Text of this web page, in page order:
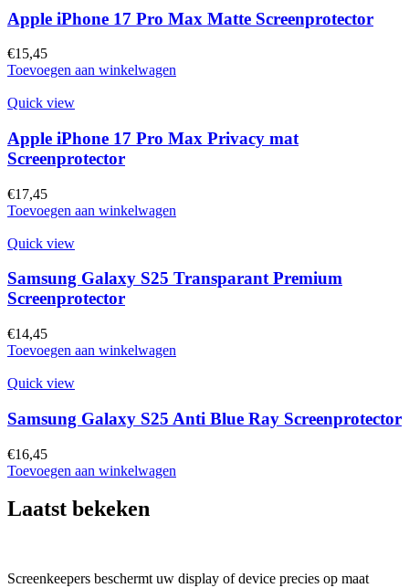
Apple iPhone 17 Pro Max Matte Screenprotector
€15,45
Toevoegen aan winkelwagen
Quick view
Apple iPhone 17 Pro Max Privacy mat
Screenprotector
€17,45
Toevoegen aan winkelwagen
Quick view
Samsung Galaxy S25 Transparant Premium
Screenprotector
€14,45
Toevoegen aan winkelwagen
Quick view
Samsung Galaxy S25 Anti Blue Ray Screenprotector
€16,45
Toevoegen aan winkelwagen
Laatst bekeken
Screenkeepers beschermt uw display of device precies op maat